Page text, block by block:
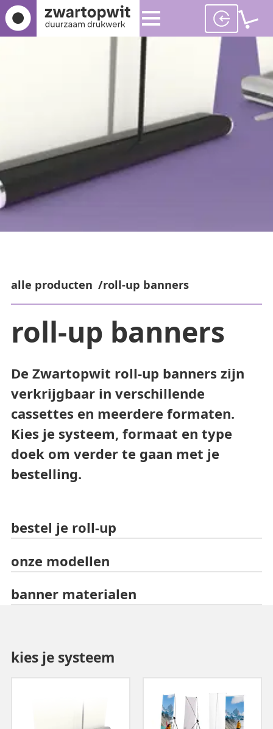
roll-up banners
alle producten roll-up banners
De Zwartopwit roll-up banners zijn
verkrijgbaar in verschillende
cassettes en meerdere formaten.
Kies je systeem, formaat en type
doek om verder te gaan met je
bestelling.
bestel je roll-up
onze modellen
banner materialen
kies je systeem